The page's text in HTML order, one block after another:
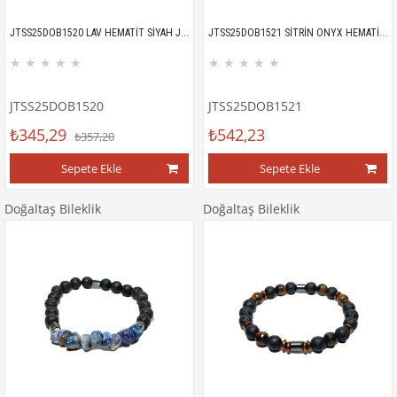
JTSS25DOB1520 LAV HEMATİT SİYAH JANTİ DOĞALTAŞ BİLEKLİK
★ ★ ★ ★ ★
JTSS25DOB1520
₺345,29 ₺357,20
Sepete Ekle
JTSS25DOB1521 SİTRİN ONYX HEMATİT SİYAH SARI JANTİ DOĞALTAŞ BİLEKLİK
★ ★ ★ ★ ★
JTSS25DOB1521
₺542,23
Sepete Ekle
Doğaltaş Bileklik Doğaltaş Bileklik